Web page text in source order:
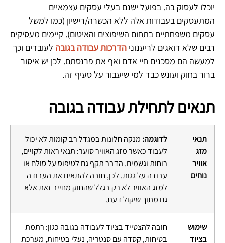
יוכלו לעסוק בה. בפועל ישנם בעלי עסקים עצמאיים
המתעסקים בעבודות אלה ללא הכשרה/רישיון (כמו למשל
עסקים משפחתיים בתחום השיפוצים והאיטום). קיימים מעסיקים
רבים שלא דואגים לריענוני הדרכות עבודה בגובה לעובדים וכך
למעשה הם מסכנים חיי אדם ואף את פרנסתם. לכן יש איסור
ברור בחוק ועונש כבד למי שיעבור על סעיף זה.
תנאים לתחילת עבודה בגובה
תנאי
מזג
אוויר
נוחים
לדוגמה: מנקה חלונות במגדל רב קומות לא יכול
לעבוד כאשר מזג האוויר סוער: תנאי ראות לקויים,
רוחות וגשמים. הדבר תקף גם לטיפוס על סולם או
עבודה על גגות. לכן, חובה להתאים את העבודה
למזג האוויר לא רק בגלל שהחוק מחייב זאת אלא
גם מתוך שיקול דעת.
שימוש
בציוד
חובה להצטייד בציוד לעבודה בגובה כגון: רתמת
בטיחות, קסדה עם סנטריה, נעלי בטיחות, מערכת